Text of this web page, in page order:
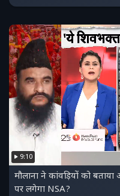
9:10
मौलाना ने कांवड़ियों को बताया
पर लगेगा NSA?